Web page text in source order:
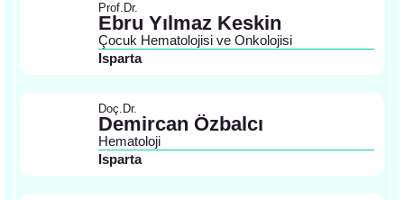
Prof.Dr.
Ebru Yılmaz Keskin
Çocuk Hematolojisi ve Onkolojisi
Isparta
Doç.Dr.
Demircan Özbalcı
Hematoloji
Isparta